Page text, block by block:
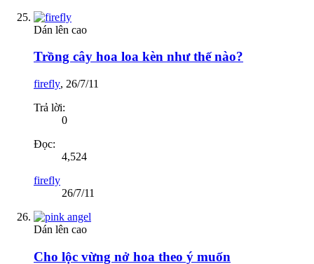
Dán lên cao
Trồng cây hoa loa kèn như thế nào?
firefly, 26/7/11
Trả lời:
0
Đọc:
4,524
firefly
26/7/11
Dán lên cao
Cho lộc vừng nở hoa theo ý muốn